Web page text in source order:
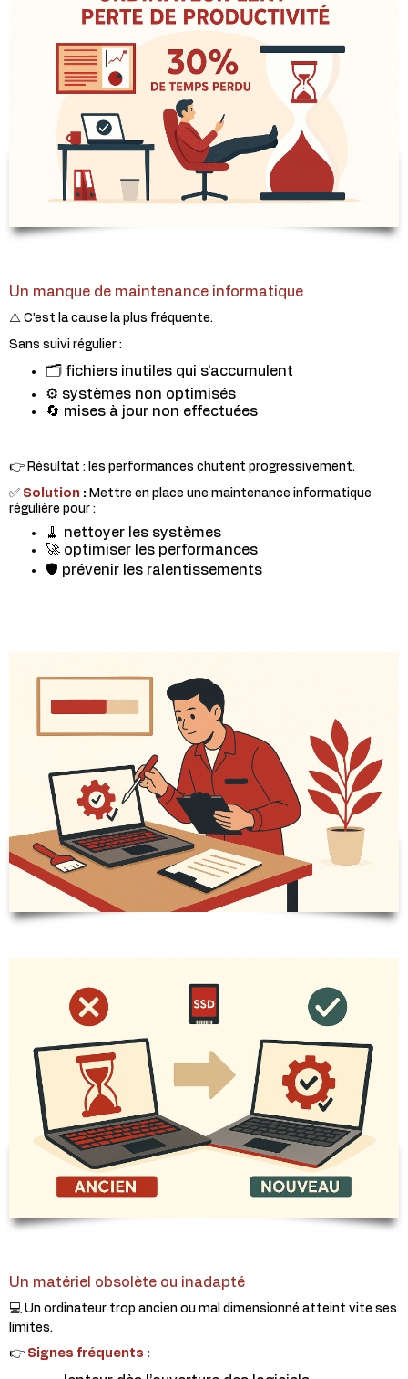
Un manque de maintenance informatique
⚠️ C’est la cause la plus fréquente.
Sans suivi régulier :
🗂️ fichiers inutiles qui s’accumulent
⚙️ systèmes non optimisés
🔄 mises à jour non effectuées
👉 Résultat : les performances chutent progressivement.
✅ Solution : Mettre en place une maintenance informatique
régulière pour :
🧹 nettoyer les systèmes
🚀 optimiser les performances
🛡️ prévenir les ralentissements
Un matériel obsolète ou inadapté
💻 Un ordinateur trop ancien ou mal dimensionné atteint vite ses
limites.
👉 Signes fréquents :